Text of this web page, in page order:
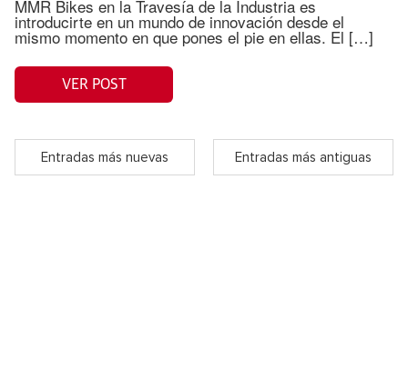
MMR Bikes en la Travesía de la Industria es
introducirte en un mundo de innovación desde el
mismo momento en que pones el pie en ellas. El […]
VER POST
Entradas más nuevas Entradas más antiguas